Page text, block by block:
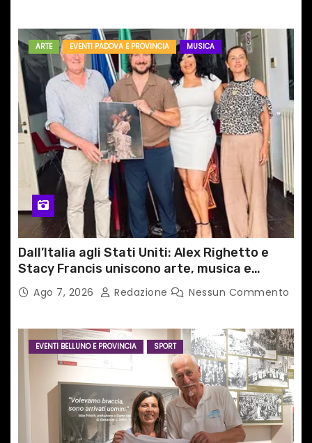
ARTE EVENTI PADOVA E PROVINCIA MUSICA
Dall’Italia agli Stati Uniti: Alex Righetto e
Stacy Francis uniscono arte, musica e
tecnologia in un nuovo progetto
internazionale”
Ago 7, 2026 Redazione Nessun Commento
EVENTI BELLUNO E PROVINCIA SPORT